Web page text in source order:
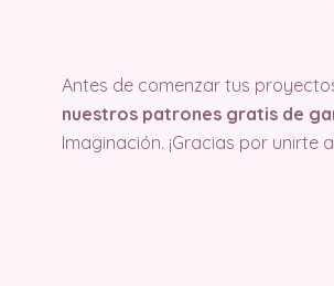
Antes de comenzar tus
nuestros patrones gratis de
Imaginación. ¡Gracias por